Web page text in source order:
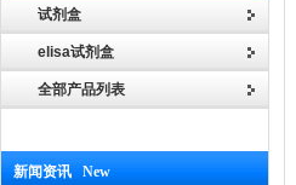
试剂盒
elisa试剂盒
全部产品列表
新闻资讯 New